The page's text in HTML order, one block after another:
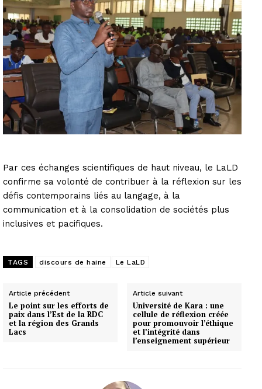
Par ces échanges scientifiques de haut niveau, le LaLD
confirme sa volonté de contribuer à la réflexion sur les
défis contemporains liés au langage, à la
communication et à la consolidation de sociétés plus
inclusives et pacifiques.
TAGS discours de haine Le LaLD
Article précédent
Le point sur les efforts de
paix dans l’Est de la RDC
et la région des Grands
Lacs
Article suivant
Université de Kara : une
cellule de réflexion créée
pour promouvoir l’éthique
et l’intégrité dans
l’enseignement supérieur